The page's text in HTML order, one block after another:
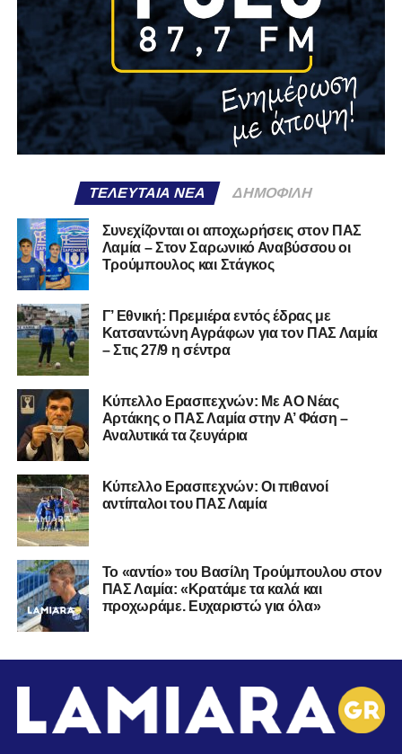
ΤΕΛΕΥΤΑΊΑ ΝΈΑ ΔΗΜΟΦΙΛΉ
Συνεχίζονται οι αποχωρήσεις στον ΠΑΣ
Λαμία – Στον Σαρωνικό Αναβύσσου οι
Τρούμπουλος και Στάγκος
Γ’ Εθνική: Πρεμιέρα εντός έδρας με
Κατσαντώνη Αγράφων για τον ΠΑΣ Λαμία
– Στις 27/9 η σέντρα
Kύπελλο Ερασιτεχνών: Με AO Nέας
Αρτάκης ο ΠΑΣ Λαμία στην Α’ Φάση –
Αναλυτικά τα ζευγάρια
Κύπελλο Ερασιτεχνών: Οι πιθανοί
αντίπαλοι του ΠΑΣ Λαμία
Το «αντίο» του Βασίλη Τρούμπουλου στον
ΠΑΣ Λαμία: «Κρατάμε τα καλά και
προχωράμε. Ευχαριστώ για όλα»